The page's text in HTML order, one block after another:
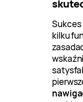
Sukces
kilku